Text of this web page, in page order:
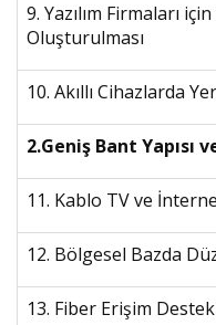
9. Yazılım Firmaları
Oluşturulması
10. Akıllı Cihazlarda
2.Geniş Bant Yapısı
11. Kablo TV ve
12. Bölgesel Bazda
13. Fiber Erişim